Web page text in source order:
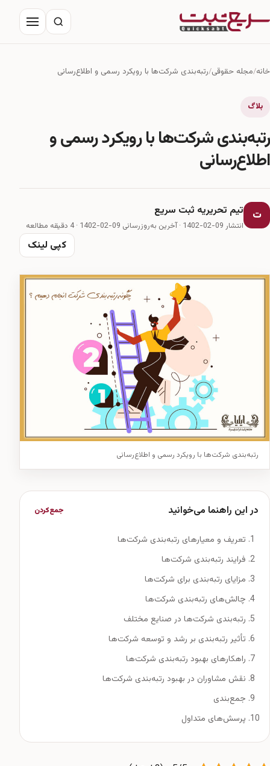
خانه
مجله حقوقی
خانه مجله حقوقی رتبه‌بندی شرکت‌ها با رویکرد رسمی و اطلاع‌رسانی
بلاگ
رتبه‌بندی شرکت‌ها با رویکرد رسمی و
اطلاع‌رسانی
ت تیم تحریریه ثبت سریع
انتشار 09-02-1402 ·آخرین به‌روزرسانی 09-02-1402 · 4 دقیقه مطالعه
کپی لینک
رتبه‌بندی شرکت‌ها با رویکرد رسمی و اطلاع‌رسانی
در این راهنما می‌خوانید جمع‌کردن
تعریف و معیارهای رتبه‌بندی شرکت‌ها
فرایند رتبه‌بندی شرکت‌ها
مزایای رتبه‌بندی برای شرکت‌ها
چالش‌های رتبه‌بندی شرکت‌ها
رتبه‌بندی شرکت‌ها در صنایع مختلف
تأثیر رتبه‌بندی بر رشد و توسعه شرکت‌ها
راهکارهای بهبود رتبه‌بندی شرکت‌ها
نقش مشاوران در بهبود رتبه‌بندی شرکت‌ها
جمع‌بندی
پرسش‌های متداول